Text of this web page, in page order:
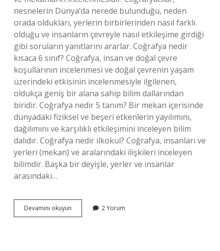
nesnelerin Dünya’da nerede bulunduğu, neden
orada oldukları, yerlerin birbirlerinden nasıl farklı
olduğu ve insanların çevreyle nasıl etkileşime girdiği
gibi soruların yanıtlarını ararlar. Coğrafya nedir
kısaca 6 sınıf? Coğrafya, insan ve doğal çevre
koşullarının incelenmesi ve doğal çevrenin yaşam
üzerindeki etkisinin incelenmesiyle ilgilenen,
oldukça geniş bir alana sahip bilim dallarından
biridir. Coğrafya nedir 5 tanım? Bir mekan içerisinde
dünyadaki fiziksel ve beşeri etkenlerin yayılımını,
dağılımını ve karşılıklı etkileşimini inceleyen bilim
dalıdır. Coğrafya nedir ilkokul? Coğrafya, insanları ve
yerleri (mekan) ve aralarındaki ilişkileri inceleyen
bilimdir. Başka bir deyişle, yerler ve insanlar
arasındaki…
Devamını okuyun Coğrafyanın
Anlamı
2 Yorum